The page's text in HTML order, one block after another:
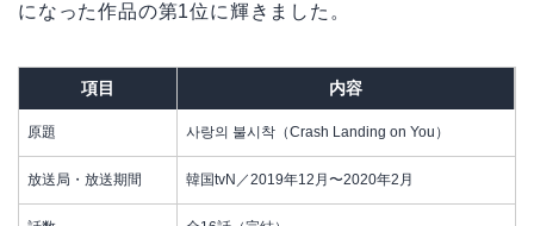
になった作品の第1位に輝きました。
項目 内容
原題 사랑의 불시착（Crash Landing on You）
放送局・放送期間 韓国tvN／2019年12月〜2020年2月